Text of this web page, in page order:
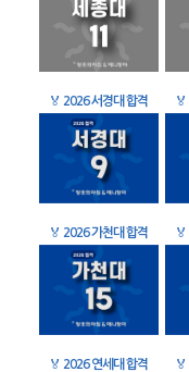
🏅 2026 서경대 합격 🏅
🏅 2026 가천대 합격 🏅
🏅 2026 연세대 합격 🏅